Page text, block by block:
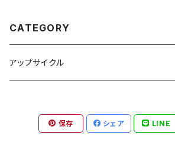
CATEGORY
アップサイクル
保存 シェア LINE